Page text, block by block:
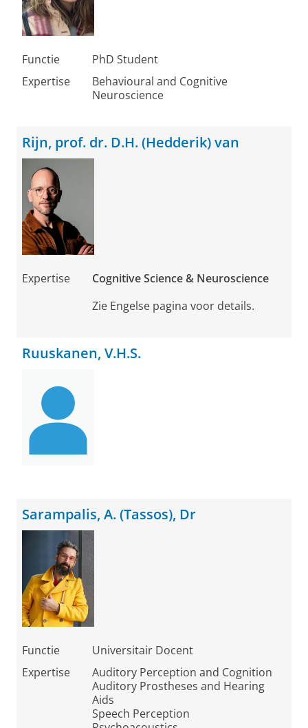
Functie
PhD Student
Expertise
Behavioural and Cognitive
Neuroscience
Rijn, prof. dr. D.H. (Hedderik) van
Expertise
Cognitive Science & Neuroscience
Zie Engelse pagina voor details.
Ruuskanen, V.H.S.
Sarampalis, A. (Tassos), Dr
Functie
Universitair Docent
Expertise
Auditory Perception and Cognition
Auditory Prostheses and Hearing
Aids
Speech Perception